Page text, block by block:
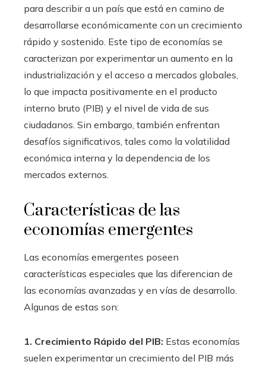
para describir a un país que está en camino de
desarrollarse económicamente con un crecimiento
rápido y sostenido. Este tipo de economías se
caracterizan por experimentar un aumento en la
industrialización y el acceso a mercados globales,
lo que impacta positivamente en el producto
interno bruto (PIB) y el nivel de vida de sus
ciudadanos. Sin embargo, también enfrentan
desafíos significativos, tales como la volatilidad
económica interna y la dependencia de los
mercados externos.
Características de las
economías emergentes
Las economías emergentes poseen
características especiales que las diferencian de
las economías avanzadas y en vías de desarrollo.
Algunas de estas son:
1. Crecimiento Rápido del PIB: Estas economías
suelen experimentar un crecimiento del PIB más